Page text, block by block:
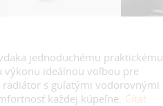
jednoduchému praktickému
výkonu ideálnou voľbou pre
s guľatými vodorovnými
každej kúpeľne. Čítať